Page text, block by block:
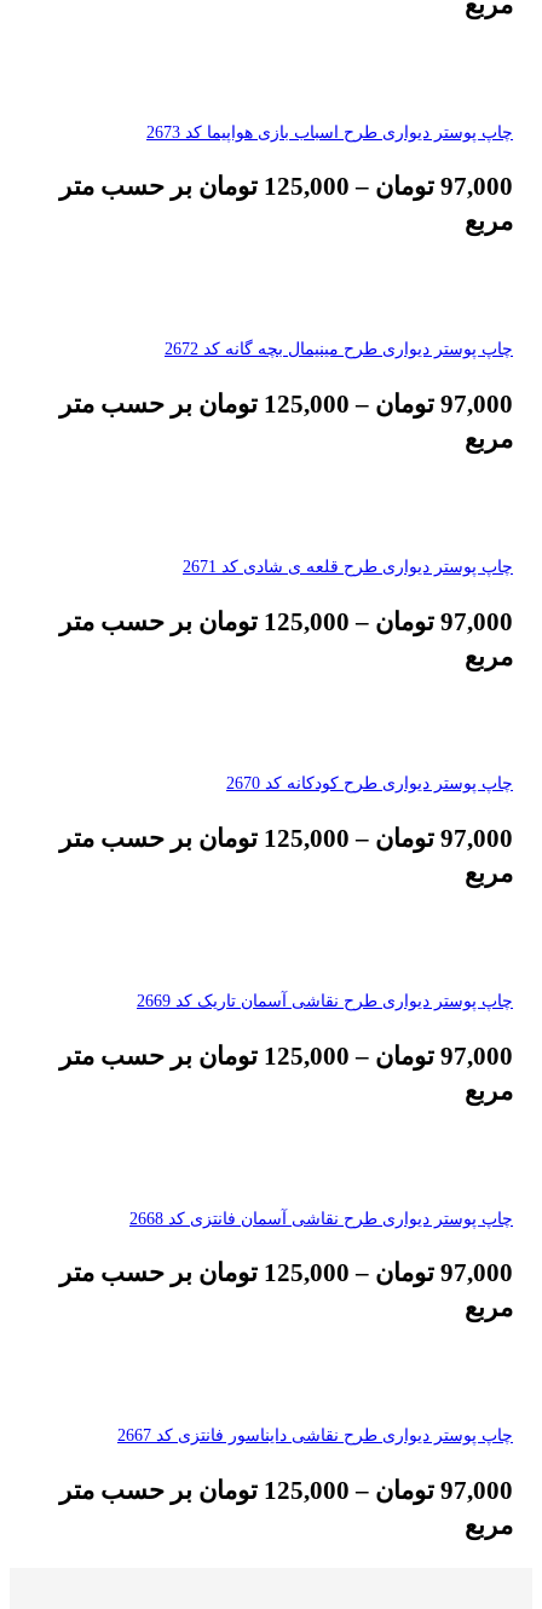
چاپ پوستر دیواری طرح اسباب بازی هواپیما کد 2673
97,000 تومان –
125,000 تومان بر حسب متر
مربع
چاپ پوستر دیواری طرح مینیمال بچه گانه کد 2672
97,000 تومان –
125,000 تومان بر حسب متر
مربع
چاپ پوستر دیواری طرح قلعه ی شادی کد 2671
97,000 تومان –
125,000 تومان بر حسب متر
مربع
چاپ پوستر دیواری طرح کودکانه کد 2670
97,000 تومان –
125,000 تومان بر حسب متر
مربع
چاپ پوستر دیواری طرح نقاشی آسمان تاریک کد 2669
97,000 تومان –
125,000 تومان بر حسب متر
مربع
چاپ پوستر دیواری طرح نقاشی آسمان فانتزی کد 2668
97,000 تومان –
125,000 تومان بر حسب متر
مربع
چاپ پوستر دیواری طرح نقاشی دایناسور فانتزی کد 2667
97,000 تومان –
125,000 تومان بر حسب متر
مربع